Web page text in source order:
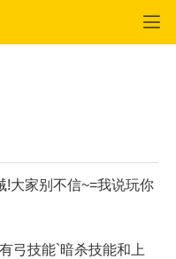
家别不信~=我说玩你
技能`暗杀技能和上